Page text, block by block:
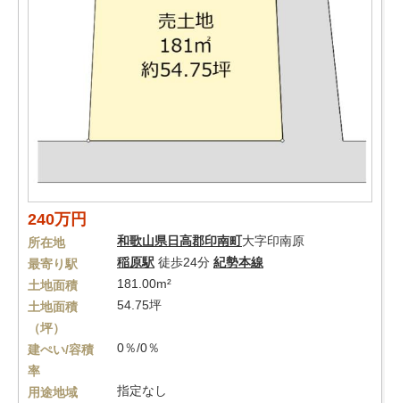
240万円
所在地 和歌山県日高郡印南町大字印南原
最寄り駅
稲原駅 徒歩24分 紀勢本線
土地面積
181.00m²
土地面積
（坪）
54.75坪
建ぺい/容積
率
0％/0％
用途地域
指定なし